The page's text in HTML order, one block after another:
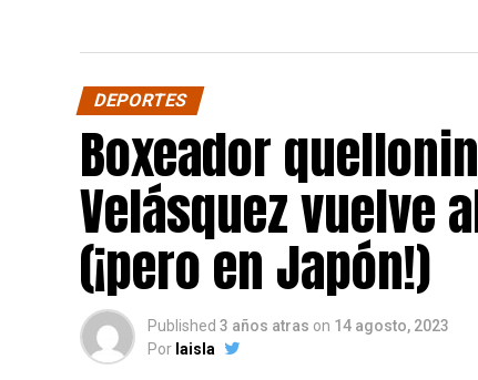
DEPORTES
Boxeador
Velásquez vuelve
(¡pero en Japón!)
Published 3 años atras on 14 agosto, 2023
Por laisla